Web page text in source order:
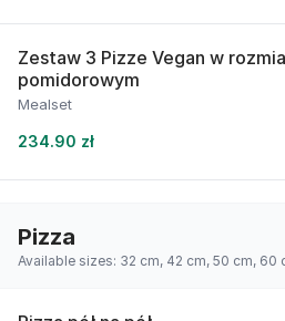
Zestaw 3 Pizze Vegan w
pomidorowym
Mealset
234.90 zł
Pizza
Available sizes: 32 cm, 42 cm, 50 cm, 60